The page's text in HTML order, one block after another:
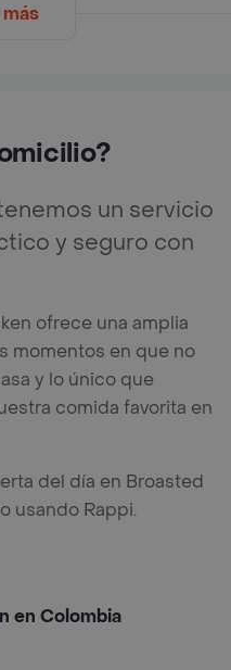
un servicio
y seguro con
ofrece una amplia
momentos en que no
y lo único que
comida favorita en
del día en Broasted
usando Rappi.
en Colombia